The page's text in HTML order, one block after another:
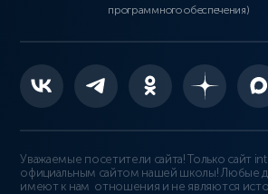
программного обеспечения)
Уважаемые посетители сайта! Только сайт
официальным сайтом нашей школы! Любые
имеют к нам отношения и не являются